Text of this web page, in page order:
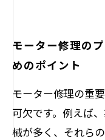
モーター修理の
めのポイント
モーター修理の重
可欠です。例えば
械が多く、それら